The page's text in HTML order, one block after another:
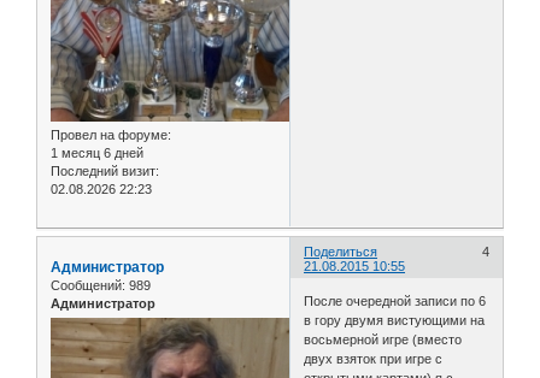
Провел на форуме:
1 месяц 6 дней
Последний визит:
02.08.2026 22:23
Поделиться
4
21.08.2015 10:55
Администратор
Сообщений: 989
Администратор
После очередной записи по 6
в гору двумя вистующими на
восьмерной игре (вместо
двух взяток при игре с